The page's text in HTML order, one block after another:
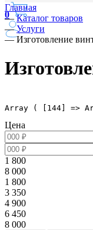
0
Главная
—Каталог товаров
—Услуги
—Изготовление
Array ( [144] =>
Цена
1 800
8 000
1 800
3 350
4 900
6 450
8 000